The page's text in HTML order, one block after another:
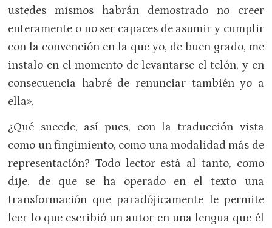
ustedes mismos habrán demostrado no creer
enteramente o no ser capaces de asumir y cumplir
con la convención en la que yo, de buen grado, me
instalo en el momento de levantarse el telón, y en
consecuencia habré de renunciar también yo a
ella».
¿Qué sucede, así pues, con la traducción vista
como un fingimiento, como una modalidad más de
representación? Todo lector está al tanto, como
dije, de que se ha operado en el texto una
transformación que paradójicamente le permite
leer lo que escribió un autor en una lengua que él